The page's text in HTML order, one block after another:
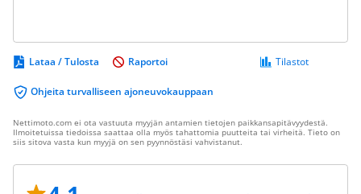
Lataa / Tulosta
Ohjeita turvalliseen ajoneuvokauppaan
Tilastot
Raportoi
Nettimoto.com ei ota vastuuta myyjän antamien tietojen paikkansapitävyydestä.
Ilmoitetuissa tiedoissa saattaa olla myös tahattomia puutteita tai virheitä. Tieto on
siis sitova vasta kun myyjä on sen pyynnöstäsi vahvistanut.